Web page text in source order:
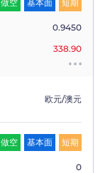
做空 基本面 短期
0.9450
338.90
欧元/澳元
做空 基本面 短期
0